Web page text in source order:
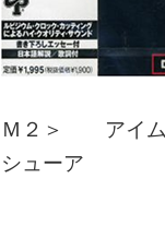
Ｍ２＞ アイム
シューア